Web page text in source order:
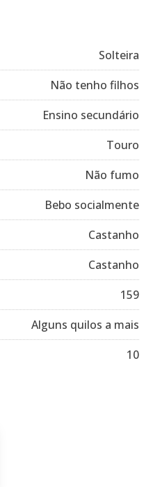
Solteira
Não tenho filhos
Ensino secundário
Touro
Não fumo
Bebo socialmente
Castanho
Castanho
159
Alguns quilos a mais
10